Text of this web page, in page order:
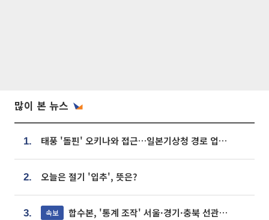
많이 본 뉴스
1. 태풍 '돌핀' 오키나와 접근…일본기상청 경로 업데이트
2. 오늘은 절기 '입추', 뜻은?
3. 속보 합수본, '통계 조작' 서울·경기·충북 선관위 등 추가 압수수색